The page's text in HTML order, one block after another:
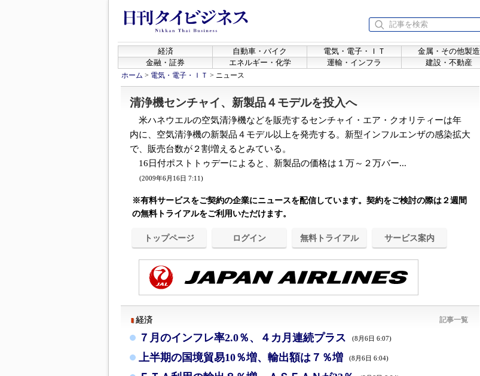
経済 自動車・バイク 電気・電子・ＩＴ 金属・その他製造
金融・証券
エネルギー・化学 運輸・インフラ 建設・不動産
ホーム > 電気・電子・ＩＴ > ニュース
清浄機センチャイ、新製品４モデルを投入へ
米ハネウエルの空気清浄機などを販売するセンチャイ・エア・クオリティーは年
内に、空気清浄機の新製品４モデル以上を発売する。新型インフルエンザの感染拡大
で、販売台数が２割増えるとみている。
16日付ポストトゥデーによると、新製品の価格は１万～２万バー...
(2009年6月16日 7:11)
※有料サービスをご契約の企業にニュースを配信しています。契約をご検討の際は２週間
の無料トライアルをご利用いただけます。
トップページ ログイン 無料トライアル サービス案内
経済 記事一覧
７月のインフレ率2.0％、４カ月連続プラス (8月6日 6:07)
上半期の国境貿易10％増、輸出額は７％増 (8月6日 6:04)